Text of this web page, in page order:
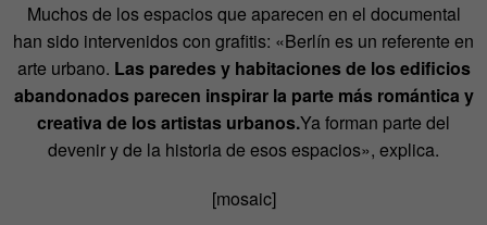
Muchos de los espacios que aparecen en el documental
han sido intervenidos con grafitis: «Berlín es un referente en
arte urbano. Las paredes y habitaciones de los edificios
abandonados parecen inspirar la parte más romántica y
creativa de los artistas urbanos.Ya forman parte del
devenir y de la historia de esos espacios», explica.
[mosaic]